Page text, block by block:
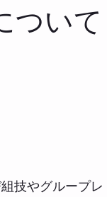
ついて
技やグループレ